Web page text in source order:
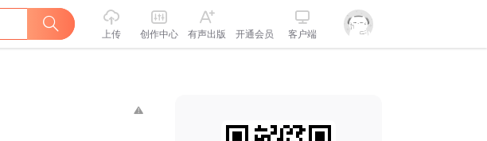
上传 创作中心 有声出版 开通会员 客户端